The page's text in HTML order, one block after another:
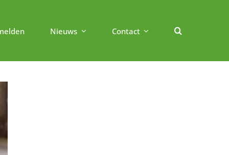
Nieuws Contact